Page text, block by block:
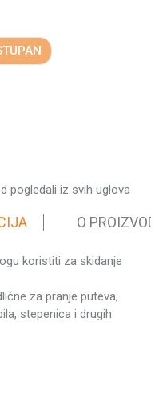
pogledali iz svih uglova
O
Vrednost
Uređaji za pranje
pod pritiskom
koristiti za skidanje
za pranje puteva,
stepenica i drugih